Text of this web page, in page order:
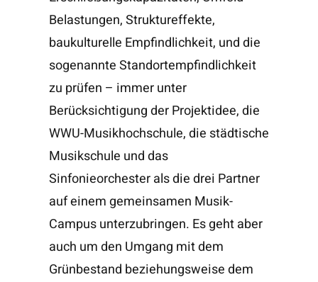
Belastungen, Struktureffekte,
baukulturelle Empfindlichkeit, und die
sogenannte Standortempfindlichkeit
zu prüfen – immer unter
Berücksichtigung der Projektidee, die
WWU-Musikhochschule, die städtische
Musikschule und das
Sinfonieorchester als die drei Partner
auf einem gemeinsamen Musik-
Campus unterzubringen. Es geht aber
auch um den Umgang mit dem
Grünbestand beziehungsweise dem